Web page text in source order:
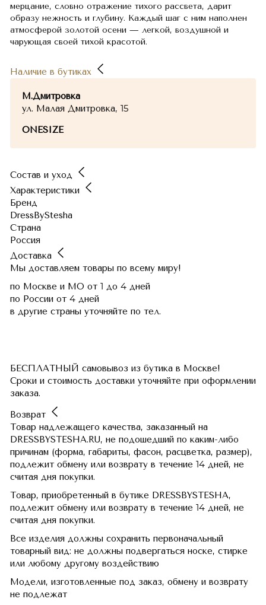
мерцание, словно отражение тихого рассвета, дарит
образу нежность и глубину. Каждый шаг с ним наполнен
атмосферой золотой осени — легкой, воздушной и
чарующая своей тихой красотой.
Наличие в бутиках
М.Дмитровка
ул. Малая Дмитровка, 15
ONESIZE
Состав и уход
Характеристики
Бренд
DressByStesha
Страна
Россия
Доставка
Мы доставляем товары по всему миру!
по Москве и МО от 1 до 4 дней
по России от 4 дней
в другие страны уточняйте по тел.
БЕСПЛАТНЫЙ самовывоз из бутика в Москве!
Сроки и стоимость доставки уточняйте при оформлении
заказа.
Возврат
Товар надлежащего качества, заказанный на
DRESSBYSTESHA.RU, не подошедший по каким-либо
причинам (форма, габариты, фасон, расцветка, размер),
подлежит обмену или возврату в течение 14 дней, не
считая дня покупки.
Товар, приобретенный в бутике DRESSBYSTESHA,
подлежит обмену или возврату в течение 14 дней, не
считая дня покупки.
Все изделия должны сохранить первоначальный
товарный вид: не должны подвергаться носке, стирке
или любому другому воздействию
Модели, изготовленные под заказ, обмену и возврату
не подлежат